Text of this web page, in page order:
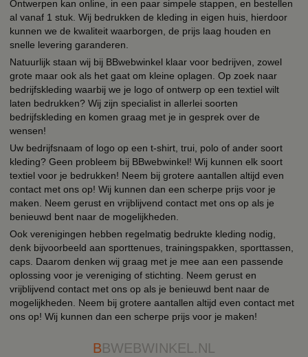
Ontwerpen kan online, in een paar simpele stappen, en bestellen
al vanaf 1 stuk. Wij bedrukken de kleding in eigen huis, hierdoor
kunnen we de kwaliteit waarborgen, de prijs laag houden en
snelle levering garanderen.
Natuurlijk staan wij bij BBwebwinkel klaar voor bedrijven, zowel
grote maar ook als het gaat om kleine oplagen. Op zoek naar
bedrijfskleding waarbij we je logo of ontwerp op een textiel wilt
laten bedrukken? Wij zijn specialist in allerlei soorten
bedrijfskleding en komen graag met je in gesprek over de
wensen!
Uw bedrijfsnaam of logo op een t-shirt, trui, polo of ander soort
kleding? Geen probleem bij BBwebwinkel! Wij kunnen elk soort
textiel voor je bedrukken! Neem bij grotere aantallen altijd even
contact met ons op! Wij kunnen dan een scherpe prijs voor je
maken. Neem gerust en vrijblijvend contact met ons op als je
benieuwd bent naar de mogelijkheden.
Ook verenigingen hebben regelmatig bedrukte kleding nodig,
denk bijvoorbeeld aan sporttenues, trainingspakken, sporttassen,
caps. Daarom denken wij graag met je mee aan een passende
oplossing voor je vereniging of stichting. Neem gerust en
vrijblijvend contact met ons op als je benieuwd bent naar de
mogelijkheden. Neem bij grotere aantallen altijd even contact met
ons op! Wij kunnen dan een scherpe prijs voor je maken!
BBWEBWINKEL.NL